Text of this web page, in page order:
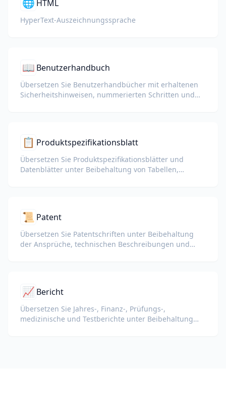
🌐 HTML
HyperText-Auszeichnungssprache
📖 Benutzerhandbuch
Übersetzen Sie Benutzerhandbücher mit erhaltenen
Sicherheitshinweisen, nummerierten Schritten und
📋 Produktspezifikationsblatt
Übersetzen Sie Produktspezifikationsblätter und
Datenblätter unter Beibehaltung von Tabellen,
📜 Patent
Übersetzen Sie Patentschriften unter Beibehaltung
der Ansprüche, technischen Beschreibungen und
📈 Bericht
Übersetzen Sie Jahres-, Finanz-, Prüfungs-,
medizinische und Testberichte unter Beibehaltung